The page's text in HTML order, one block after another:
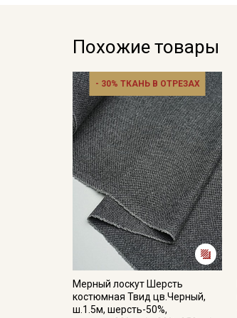
Похожие товары
- 30% ТКАНЬ В ОТРЕЗАХ
Мерный лоскут Шерсть
костюмная Твид цв.Черный,
ш.1.5м, шерсть-50%,